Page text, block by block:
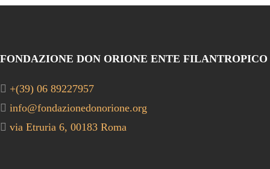
FONDAZIONE DON ORIONE ENTE FILANTROPICO
+(39) 06 89227957
info@fondazionedonorione.org
via Etruria 6, 00183 Roma